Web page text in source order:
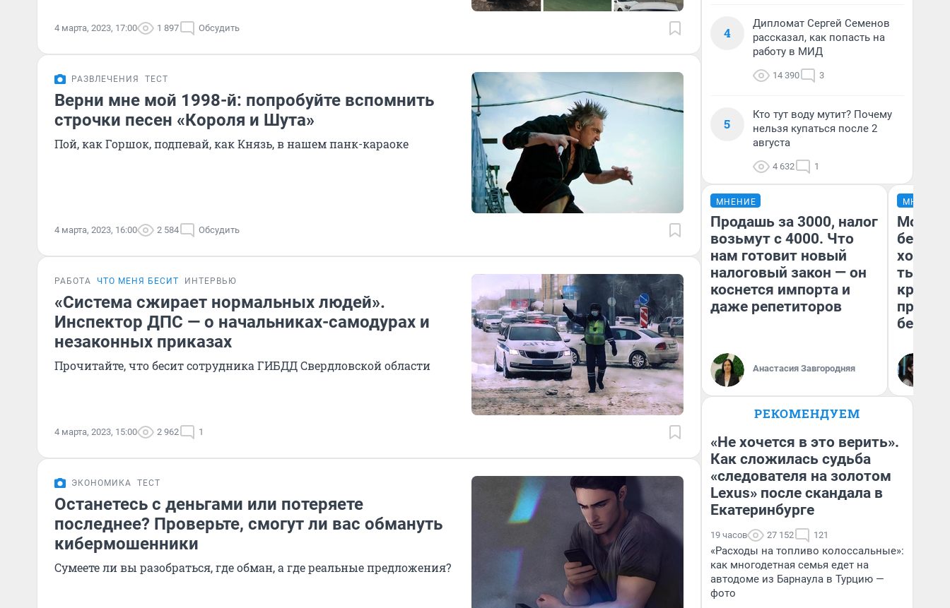
4 марта, 2023, 17:00 1 897 Обсудить
РАЗВЛЕЧЕНИЯ ТЕСТ
Верни мне мой 1998-й: попробуйте вспомнить
строчки песен «Короля и Шута»
Пой, как Горшок, подпевай, как Князь, в нашем панк-караоке
4 марта, 2023, 16:00 2 584 Обсудить
РАБОТА ЧТО МЕНЯ БЕСИТ ИНТЕРВЬЮ
«Система сжирает нормальных людей».
Инспектор ДПС — о начальниках-самодурах и
незаконных приказах
Прочитайте, что бесит сотрудника ГИБДД Свердловской области
4 марта, 2023, 15:00 2 962 1
ЭКОНОМИКА ТЕСТ
Останетесь с деньгами или потеряете
последнее? Проверьте, смогут ли вас обмануть
кибермошенники
Сумеете ли вы разобраться, где обман, а где реальные предложения?
4
Дипломат Сергей Семенов
рассказал, как попасть на
работу в МИД
14 390 3
5
Кто тут воду мутит? Почему
нельзя купаться после 2
августа
4 632 1
МНЕНИЕ
Продашь за 3000, налог
возьмут с 4000. Что
нам готовит новый
налоговый закон — он
коснется импорта и
даже репетиторов
Анастасия Завгородняя
МНЕНИЕ
Мой
хотела
тысяч,
РЕКОМЕНДУЕМ
«Не хочется в это верить».
Как сложилась судьба
«следователя на золотом
Lexus» после скандала в
Екатеринбурге
19 часов 27 152 121
«Расходы на топливо колоссальные»:
как многодетная семья едет на
автодоме из Барнаула в Турцию —
фото